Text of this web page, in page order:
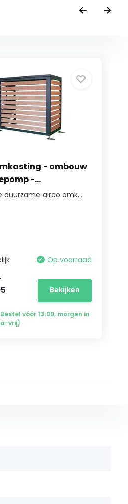
- ombouw
-...
duurzame airco omk...
Op voorraad
Bekijken
vóór 13:00, morgen in
vrij)